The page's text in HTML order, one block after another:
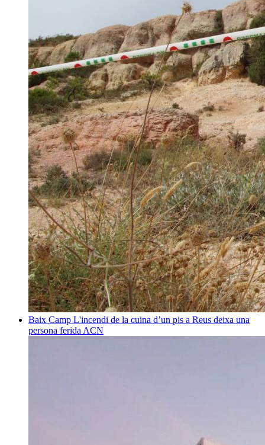
Baix Camp L'incendi de la cuina d’un pis a Reus deixa una
persona ferida ACN